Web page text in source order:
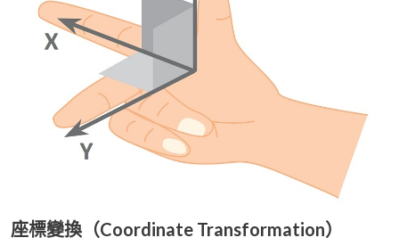
座標變換（Coordinate Transformation）